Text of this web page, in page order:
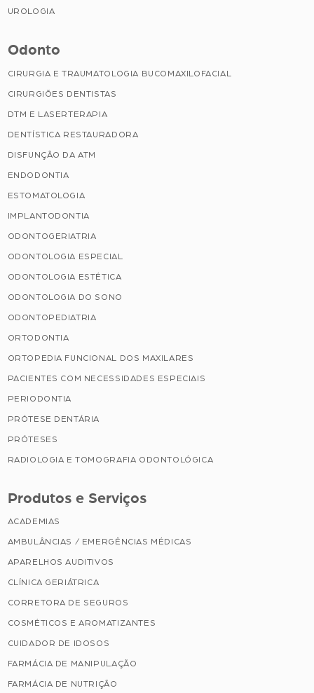
UROLOGIA
Odonto
CIRURGIA E TRAUMATOLOGIA BUCOMAXILOFACIAL
CIRURGIÕES DENTISTAS
DTM E LASERTERAPIA
DENTÍSTICA RESTAURADORA
DISFUNÇÃO DA ATM
ENDODONTIA
ESTOMATOLOGIA
IMPLANTODONTIA
ODONTOGERIATRIA
ODONTOLOGIA ESPECIAL
ODONTOLOGIA ESTÉTICA
ODONTOLOGIA DO SONO
ODONTOPEDIATRIA
ORTODONTIA
ORTOPEDIA FUNCIONAL DOS MAXILARES
PACIENTES COM NECESSIDADES ESPECIAIS
PERIODONTIA
PRÓTESE DENTÁRIA
PRÓTESES
RADIOLOGIA E TOMOGRAFIA ODONTOLÓGICA
Produtos e Serviços
ACADEMIAS
AMBULÂNCIAS / EMERGÊNCIAS MÉDICAS
APARELHOS AUDITIVOS
CLÍNICA GERIÁTRICA
CORRETORA DE SEGUROS
COSMÉTICOS E AROMATIZANTES
CUIDADOR DE IDOSOS
FARMÁCIA DE MANIPULAÇÃO
FARMÁCIA DE NUTRIÇÃO